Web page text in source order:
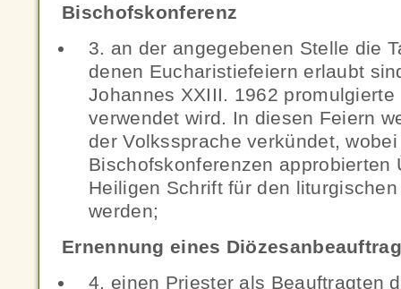
Bischofskonferenz
3. an der angegebenen Stelle die
denen Eucharistiefeiern erlaubt
Johannes XXIII. 1962
verwendet wird. In diesen Feiern
der Volkssprache verkündet,
Bischofskonferenzen approbierten
Heiligen Schrift für den
werden;
Ernennung eines
4. einen Priester als Beauftragten